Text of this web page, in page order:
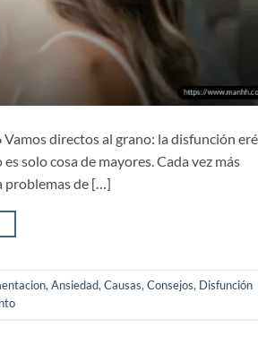
directos al grano: la disfunción
solo cosa de mayores. Cada vez más
problemas de […]
, Ansiedad, Causas, Consejos, Disfunción